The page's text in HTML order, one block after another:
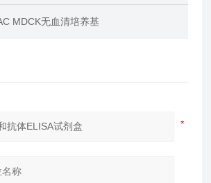
MDCK无血清培养基